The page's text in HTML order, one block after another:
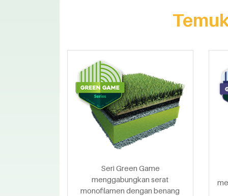
Seri Green Game
menggabungkan serat
monofilamen dengan benang